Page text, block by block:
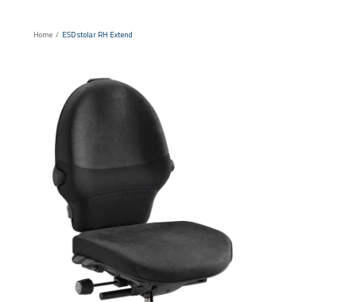
Home / ESD stolar RH Extend